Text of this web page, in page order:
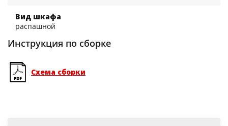
Вид шкафа
распашной
Инструкция по сборке
Схема сборки